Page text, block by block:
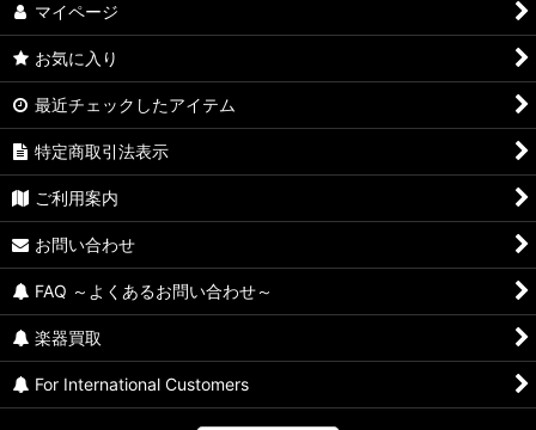
マイページ
お気に入り
最近チェックしたアイテム
特定商取引法表示
ご利用案内
お問い合わせ
FAQ ～よくあるお問い合わせ～
楽器買取
For International Customers